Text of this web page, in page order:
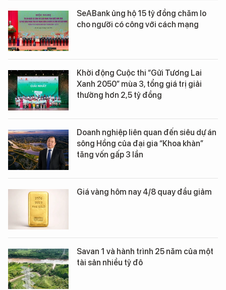
SeABank ủng hộ 15 tỷ đồng chăm lo
cho người có công với cách mạng
Khởi động Cuộc thi “Gửi Tương Lai
Xanh 2050” mùa 3, tổng giá trị giải
thưởng hơn 2,5 tỷ đồng
Doanh nghiệp liên quan đến siêu dự án
sông Hồng của đại gia “Khoa khàn”
tăng vốn gấp 3 lần
Giá vàng hôm nay 4/8 quay đầu giảm
Savan 1 và hành trình 25 năm của một
tài sản nhiều tỷ đô